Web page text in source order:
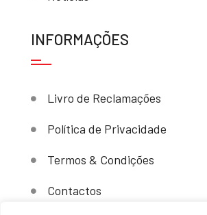
INFORMAÇÕES
Livro de Reclamações
Política de Privacidade
Termos & Condições
Contactos